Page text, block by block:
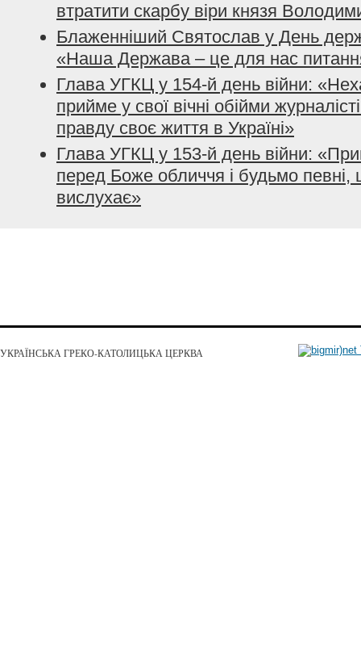
втратити скарбу віри князя
Блаженніший Святослав у День
«Наша Держава – це для нас
Глава УГКЦ у 154-й день війни:
прийме у свої вічні обійми
правду своє життя в Україні»
Глава УГКЦ у 153-й день війни:
перед Боже обличчя і будьмо певні,
вислухає»
УКРАЇНСЬКА ГРЕКО-КАТОЛИЦЬКА ЦЕРКВА